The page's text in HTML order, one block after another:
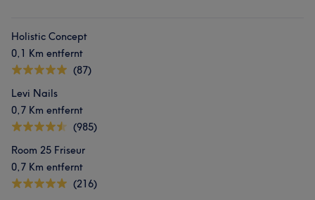
Holistic Concept
0,1 Km entfernt
(87)
Levi Nails
0,7 Km entfernt
(985)
Room 25 Friseur
0,7 Km entfernt
(216)